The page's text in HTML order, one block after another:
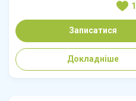
Записатися
Докладніше